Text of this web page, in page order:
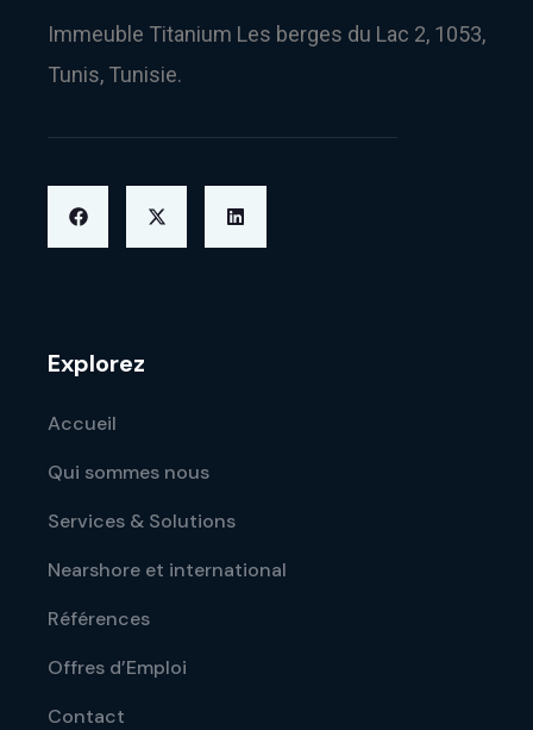
Immeuble Titanium Les berges du Lac 2, 1053,
Tunis, Tunisie.
Explorez
Accueil
Qui sommes nous
Services & Solutions
Nearshore et international
Références
Offres d’Emploi
Contact